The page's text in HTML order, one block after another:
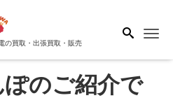
の買取・出張買取・販売
のご紹介で